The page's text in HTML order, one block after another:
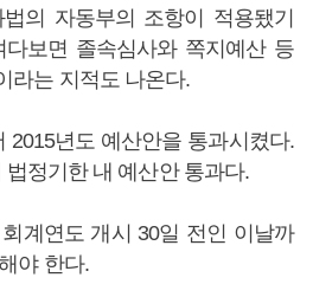
의 자동부의 조항이 적용됐기
보면 졸속심사와 쪽지예산 등
라는 지적도 나온다.
2015년도 예산안을 통과시켰다.
법정기한 내 예산안 통과다.
계연도 개시 30일 전인 이날까
야 한다.